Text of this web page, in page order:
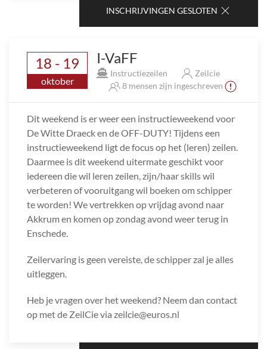
INSCHRIJVINGEN GESLOTEN
18 - 19
oktober
I-VaFF
Instructiezeilen
Zeilcie
8 mensen zijn ingeschreven
Dit weekend is er weer een instructieweekend voor
De Witte Draeck en de OFF-DUTY! Tijdens een
instructieweekend ligt de focus op het (leren) zeilen.
Daarmee is dit weekend uitermate geschikt voor
iedereen die wil leren zeilen, zijn/haar skills wil
verbeteren of vooruitgang wil boeken om schipper
te worden! We vertrekken op vrijdag avond naar
Akkrum en komen op zondag avond weer terug in
Enschede.
Zeilervaring is geen vereiste, de schipper zal je alles
uitleggen.
Heb je vragen over het weekend? Neem dan contact
op met de ZeilCie via zeilcie@euros.nl